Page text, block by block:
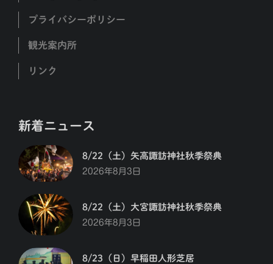
プライバシーポリシー
観光案内所
リンク
新着ニュース
8/22（土）矢高諏訪神社秋季祭典
2026年8月3日
8/22（土）大宮諏訪神社秋季祭典
2026年8月3日
8/23（日）早稲田人形芝居